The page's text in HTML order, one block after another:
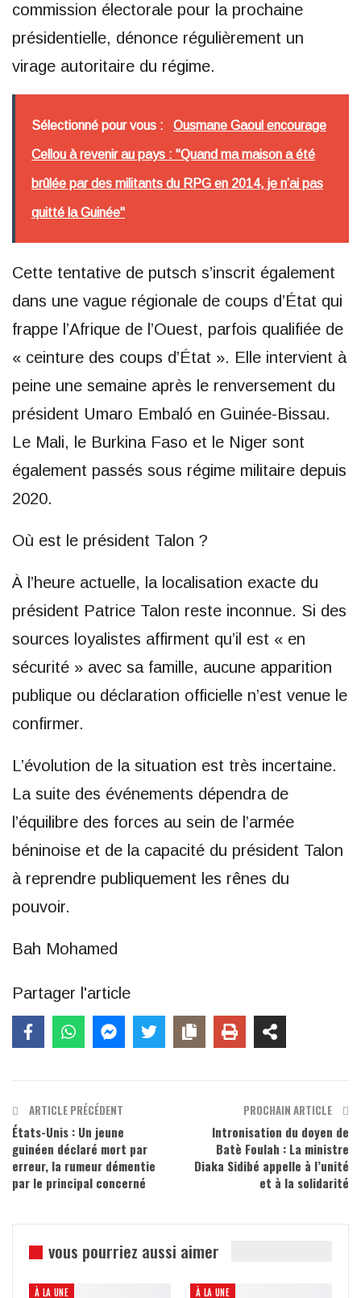
commission électorale pour la prochaine
présidentielle, dénonce régulièrement un
virage autoritaire du régime.
Sélectionné pour vous : Ousmane Gaoul encourage
Cellou à revenir au pays : "Quand ma maison a été
brûlée par des militants du RPG en 2014, je n’ai pas
quitté la Guinée"
Cette tentative de putsch s’inscrit également
dans une vague régionale de coups d’État qui
frappe l’Afrique de l’Ouest, parfois qualifiée de
« ceinture des coups d’État ». Elle intervient à
peine une semaine après le renversement du
président Umaro Embaló en Guinée-Bissau.
Le Mali, le Burkina Faso et le Niger sont
également passés sous régime militaire depuis
2020.
Où est le président Talon ?
À l’heure actuelle, la localisation exacte du
président Patrice Talon reste inconnue. Si des
sources loyalistes affirment qu’il est « en
sécurité » avec sa famille, aucune apparition
publique ou déclaration officielle n’est venue le
confirmer.
L’évolution de la situation est très incertaine.
La suite des événements dépendra de
l’équilibre des forces au sein de l’armée
béninoise et de la capacité du président Talon
à reprendre publiquement les rênes du
pouvoir.
Bah Mohamed
Partager l'article
ARTICLE PRÉCÉDENT
États-Unis : Un jeune
guinéen déclaré mort par
erreur, la rumeur démentie
par le principal concerné
PROCHAIN ARTICLE
Intronisation du doyen de
Batè Foulah : La ministre
Diaka Sidibé appelle à l’unité
et à la solidarité
vous pourriez aussi aimer
À LA UNE À LA UNE